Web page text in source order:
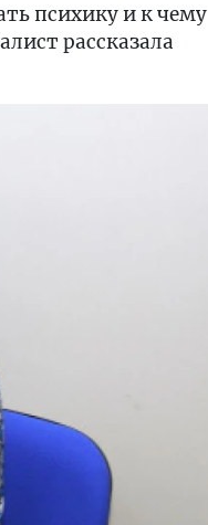
психику и к чему
рассказала